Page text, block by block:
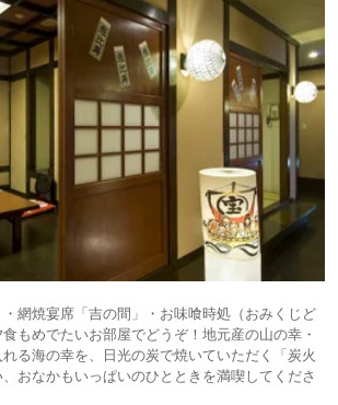
網焼宴席「吉の間」・お味喰時処（おみくじど
もめでたいお部屋でどうぞ！地元産の山の幸・
る海の幸を、日光の炭で焼いていただく「炭火
おなかもいっぱいのひとときを満喫してくださ